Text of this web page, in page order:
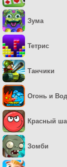
Зума
Тетрис
Танчики
Огонь и
Красный
Зомби